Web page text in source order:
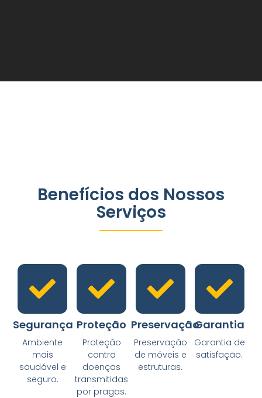
Benefícios dos Nossos
Serviços
Segurança
Ambiente
mais
saudável e
seguro.
Proteção
Proteção
contra
doenças
transmitidas
por pragas.
Preservação
Preservação
de móveis e
estruturas.
Garantia
Garantia de
satisfação.